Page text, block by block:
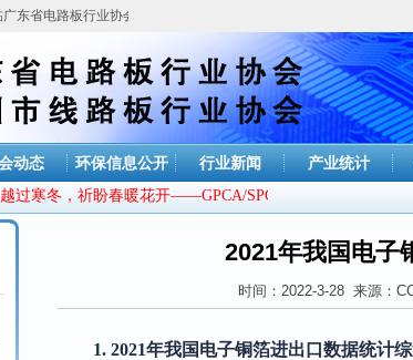
省电路板行业协会，今天是
动态 环保信息公开 行业新闻 产业统计
冬，祈盼春暖花开——GPCA/SPCA新年贺词
2021年我国电子
时间：2022-3-28 来源：
1. 2021年我国电子铜箔进出口数据统计